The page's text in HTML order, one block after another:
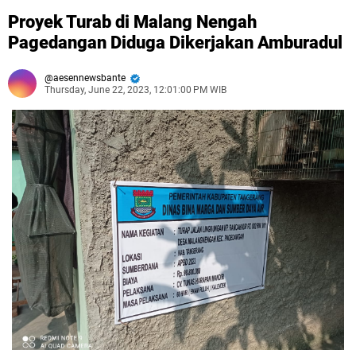
Proyek Turab di Malang Nengah
Pagedangan Diduga Dikerjakan Amburadul
aesennewsbante
Thursday, June 22, 2023, 12:01:00 PM WIB